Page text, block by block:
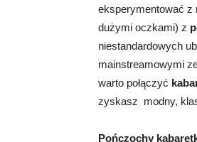
eksperymentować z
dużymi oczkami) z
niestandardowych
mainstreamowymi
warto połączyć
zyskasz modny,
Pończochy